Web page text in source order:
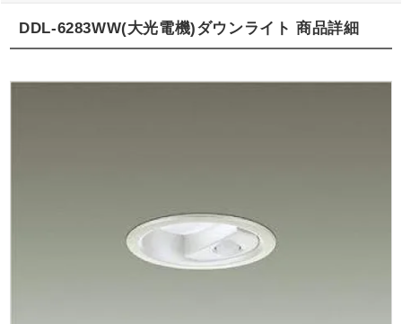
DDL-6283WW(大光電機)ダウンライト 商品詳細